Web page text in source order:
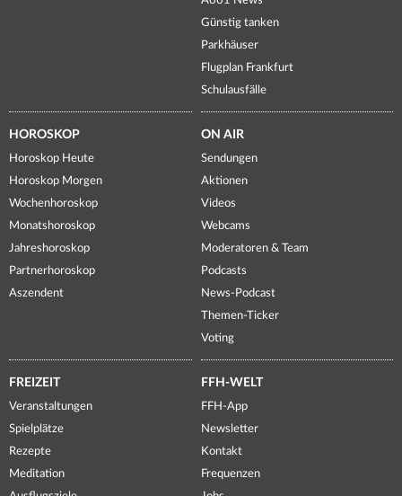
Günstig tanken
Parkhäuser
Flugplan Frankfurt
Schulausfälle
HOROSKOP
Horoskop Heute
Horoskop Morgen
Wochenhoroskop
Monatshoroskop
Jahreshoroskop
Partnerhoroskop
Aszendent
ON AIR
Sendungen
Aktionen
Videos
Webcams
Moderatoren & Team
Podcasts
News-Podcast
Themen-Ticker
Voting
FREIZEIT
Veranstaltungen
Spielplätze
Rezepte
Meditation
FFH-WELT
FFH-App
Newsletter
Kontakt
Frequenzen